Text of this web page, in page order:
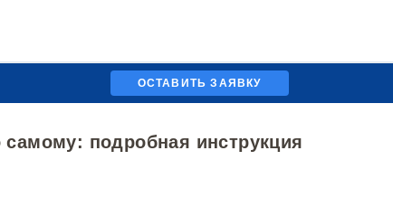
ОСТАВИТЬ ЗАЯВКУ
самому: подробная инструкция